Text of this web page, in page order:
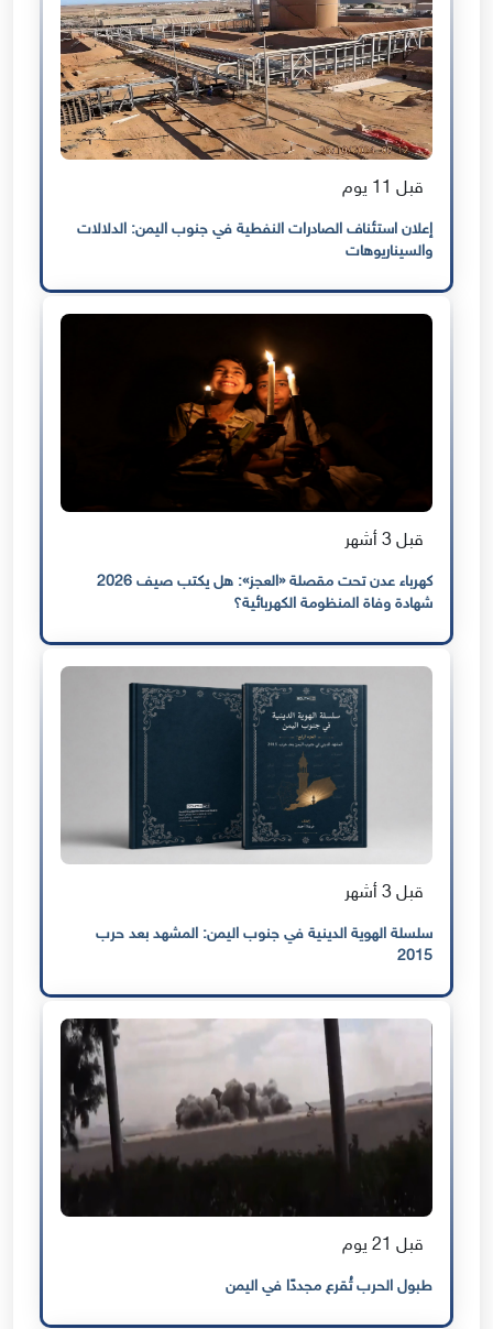
قبل 11 يوم
إعلان استئناف الصادرات النفطية في جنوب اليمن: الدلالات
والسيناريوهات
قبل 3 أشهر
كهرباء عدن تحت مقصلة «العجز»: هل يكتب صيف 2026
شهادة وفاة المنظومة الكهربائية؟
قبل 3 أشهر
سلسلة الهوية الدينية في جنوب اليمن: المشهد بعد حرب
2015
قبل 21 يوم
طبول الحرب تُقرع مجددًا في اليمن